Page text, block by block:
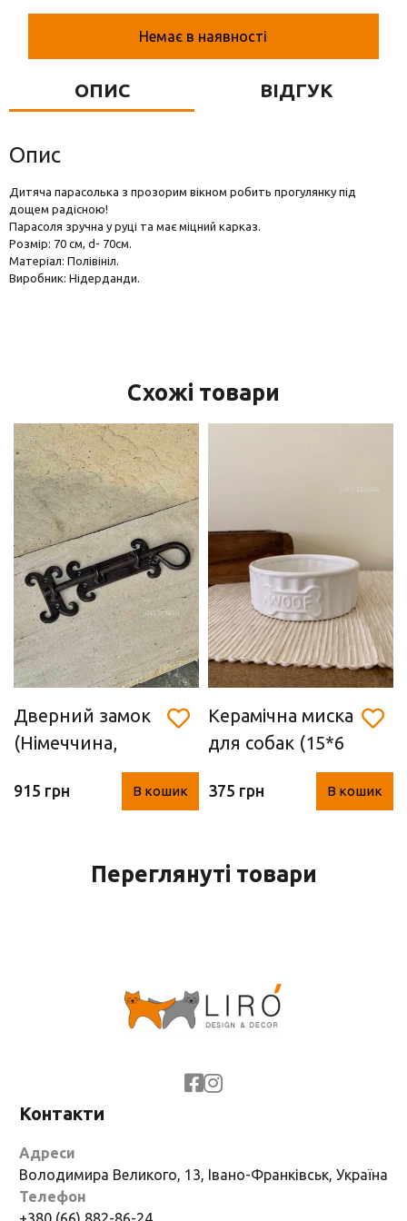
Вази для квітів
Немає в наявності
ОПИС ВІДГУК
Опис
Дитяча парасолька з прозорим вікном робить прогулянку під
дощем радісною!
Парасоля зручна у руці та має міцний карказ.
Розмір: 70 см, d- 70см.
Матеріал: Полівініл.
Виробник: Нідерданди.
Схожі товари
Дверний замок
(Німеччина,
915 грн В кошик
Керамічна миска
для собак (15*6
375 грн В кошик
Переглянуті товари
Контакти
Адреси
Володимира Великого, 13, Івано-Франківськ, Україна
Телефон